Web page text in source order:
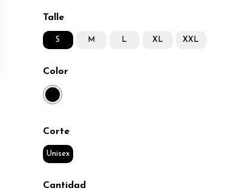
Talle
S M L XL XXL
Color
Corte
Unisex
Cantidad